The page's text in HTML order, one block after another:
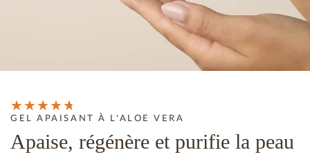
GEL APAISANT À L'ALOE VERA
Apaise, régénère et purifie la peau